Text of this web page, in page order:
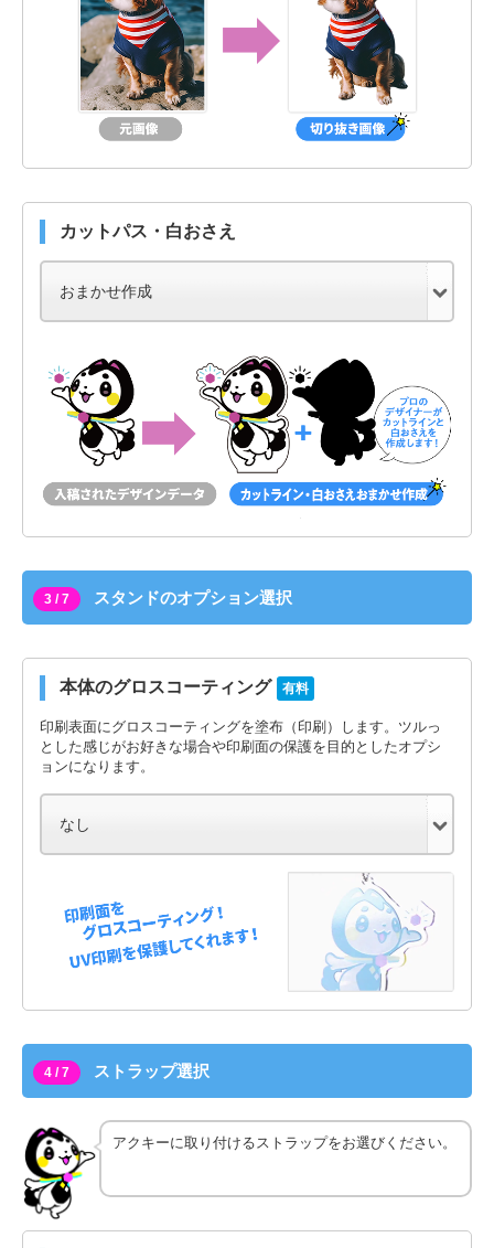
カットパス・白おさえ
3 / 7 スタンドのオプション選択
本体のグロスコーティング 有料
印刷表面にグロスコーティングを塗布（印刷）します。ツルっ
とした感じがお好きな場合や印刷面の保護を目的としたオプシ
ョンになります。
4 / 7 ストラップ選択
アクキーに取り付けるストラップをお選びください。